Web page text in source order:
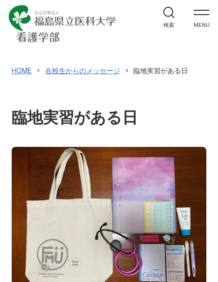
MENU
学部案内
カリキュラムの特徴
在校生からのメッセージ
入試情報
対象者別
地域の方へ 来院の方（診療）へ
入学希望の方へ 在学生の方へ
卒業生の方へ 教職員の方へ
寄附 English
検索
HOME 在校生からのメッセージ 臨地実習がある日
臨地実習がある日